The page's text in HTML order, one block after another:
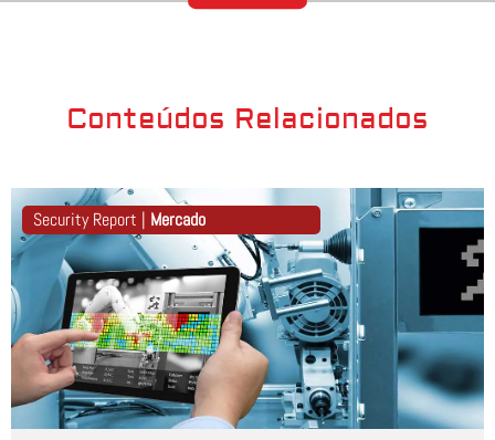
Conteúdos Relacionados
Security Report | Mercado